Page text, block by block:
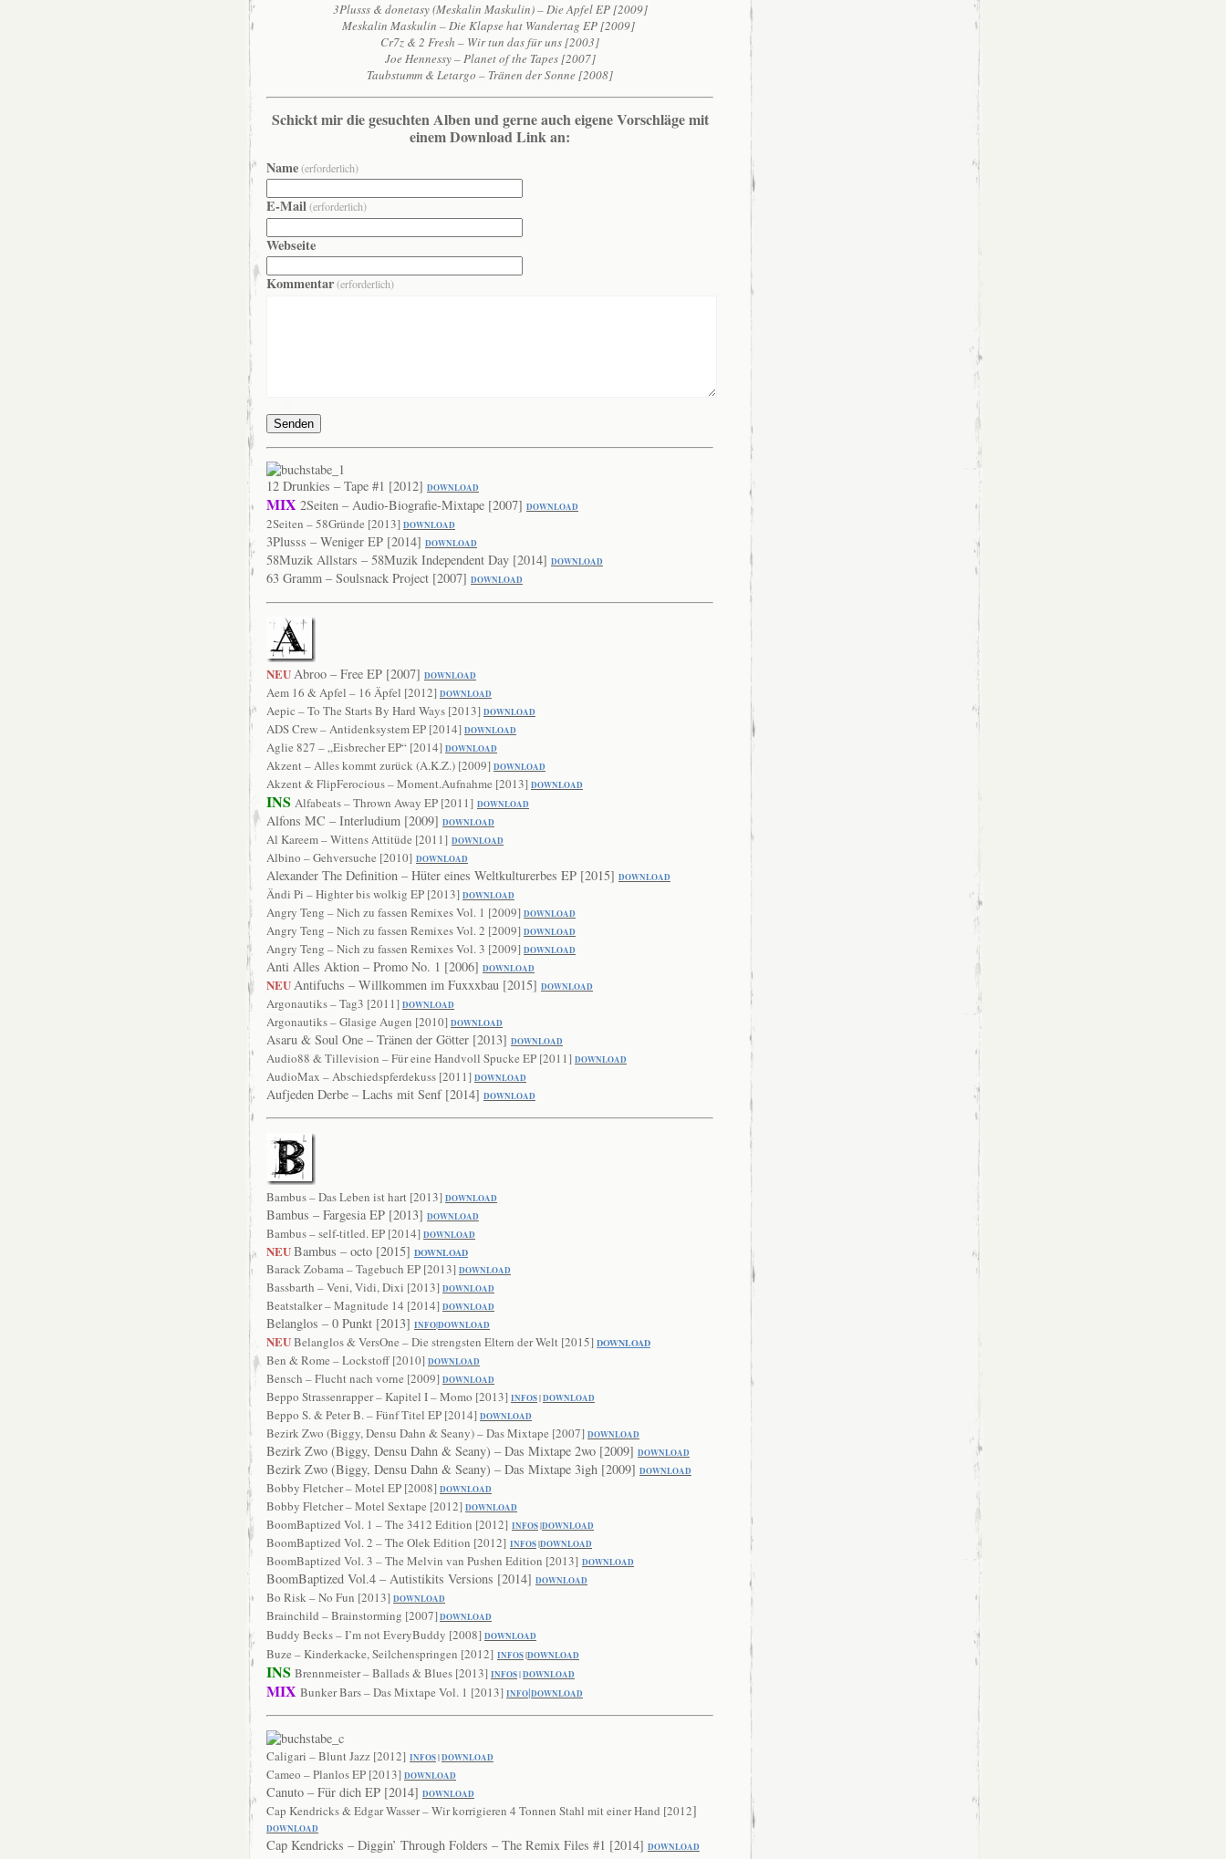
3Plusss & donetasy (Meskalin Maskulin) – Die Apfel EP [2009]
Meskalin Maskulin – Die Klapse hat Wandertag EP [2009]
Cr7z & 2 Fresh – Wir tun das für uns [2003]
Joe Hennessy – Planet of the Tapes [2007]
Taubstumm & Letargo – Tränen der Sonne [2008]
Schickt mir die gesuchten Alben und gerne auch eigene Vorschläge mit
einem Download Link an:
Name(erforderlich)
E-Mail(erforderlich)
Webseite
Kommentar(erforderlich)
Senden
12 Drunkies – Tape #1 [2012] DOWNLOAD
MIX 2Seiten – Audio-Biografie-Mixtape [2007] DOWNLOAD
2Seiten – 58Gründe [2013] DOWNLOAD
3Plusss – Weniger EP [2014] DOWNLOAD
58Muzik Allstars – 58Muzik Independent Day [2014] DOWNLOAD
63 Gramm – Soulsnack Project [2007] DOWNLOAD
NEUAbroo – Free EP [2007] DOWNLOAD
Aem 16 & Apfel – 16 Äpfel [2012] DOWNLOAD
Aepic – To The Starts By Hard Ways [2013] DOWNLOAD
ADS Crew – Antidenksystem EP [2014] DOWNLOAD
Aglie 827 – „Eisbrecher EP“ [2014] DOWNLOAD
Akzent – Alles kommt zurück (A.K.Z.) [2009] DOWNLOAD
Akzent & FlipFerocious – Moment.Aufnahme [2013] DOWNLOAD
INS Alfabeats – Thrown Away EP [2011] DOWNLOAD
Alfons MC – Interludium [2009] DOWNLOAD
Al Kareem – Wittens Attitüde [2011] DOWNLOAD
Albino – Gehversuche [2010] DOWNLOAD
Alexander The Definition – Hüter eines Weltkulturerbes EP [2015] DOWNLOAD
Ändi Pi – Highter bis wolkig EP [2013] DOWNLOAD
Angry Teng – Nich zu fassen Remixes Vol. 1 [2009] DOWNLOAD
Angry Teng – Nich zu fassen Remixes Vol. 2 [2009] DOWNLOAD
Angry Teng – Nich zu fassen Remixes Vol. 3 [2009] DOWNLOAD
Anti Alles Aktion – Promo No. 1 [2006] DOWNLOAD
NEUAntifuchs – Willkommen im Fuxxxbau [2015] DOWNLOAD
Argonautiks – Tag3 [2011] DOWNLOAD
Argonautiks – Glasige Augen [2010] DOWNLOAD
Asaru & Soul One – Tränen der Götter [2013] DOWNLOAD
Audio88 & Tillevision – Für eine Handvoll Spucke EP [2011] DOWNLOAD
AudioMax – Abschiedspferdekuss [2011] DOWNLOAD
Aufjeden Derbe – Lachs mit Senf [2014] DOWNLOAD
Bambus – Das Leben ist hart [2013] DOWNLOAD
Bambus – Fargesia EP [2013] DOWNLOAD
Bambus – self-titled. EP [2014] DOWNLOAD
NEUBambus – octo [2015] DOWNLOAD
Barack Zobama – Tagebuch EP [2013] DOWNLOAD
Bassbarth – Veni, Vidi, Dixi [2013] DOWNLOAD
Beatstalker – Magnitude 14 [2014] DOWNLOAD
Belanglos – 0 Punkt [2013] INFO|DOWNLOAD
NEUBelanglos & VersOne – Die strengsten Eltern der Welt [2015] DOWNLOAD
Ben & Rome – Lockstoff [2010] DOWNLOAD
Bensch – Flucht nach vorne [2009] DOWNLOAD
Beppo Strassenrapper – Kapitel I – Momo [2013] INFOS|DOWNLOAD
Beppo S. & Peter B. – Fünf Titel EP [2014] DOWNLOAD
Bezirk Zwo (Biggy, Densu Dahn & Seany) – Das Mixtape [2007] DOWNLOAD
Bezirk Zwo (Biggy, Densu Dahn & Seany) – Das Mixtape 2wo [2009] DOWNLOAD
Bezirk Zwo (Biggy, Densu Dahn & Seany) – Das Mixtape 3igh [2009] DOWNLOAD
Bobby Fletcher – Motel EP [2008] DOWNLOAD
Bobby Fletcher – Motel Sextape [2012] DOWNLOAD
BoomBaptized Vol. 1 – The 3412 Edition [2012] INFOS|DOWNLOAD
BoomBaptized Vol. 2 – The Olek Edition [2012] INFOS|DOWNLOAD
BoomBaptized Vol. 3 – The Melvin van Pushen Edition [2013] DOWNLOAD
BoomBaptized Vol.4 – Autistikits Versions [2014] DOWNLOAD
Bo Risk – No Fun [2013] DOWNLOAD
Brainchild – Brainstorming [2007]DOWNLOAD
Buddy Becks – I’m not EveryBuddy [2008] DOWNLOAD
Buze – Kinderkacke, Seilchenspringen [2012] INFOS|DOWNLOAD
INS Brennmeister – Ballads & Blues [2013] INFOS|DOWNLOAD
MIX Bunker Bars – Das Mixtape Vol. 1 [2013] INFO|DOWNLOAD
Caligari – Blunt Jazz [2012] INFOS|DOWNLOAD
Cameo – Planlos EP [2013] DOWNLOAD
Canuto – Für dich EP [2014] DOWNLOAD
Cap Kendricks & Edgar Wasser – Wir korrigieren 4 Tonnen Stahl mit einer Hand [2012]
DOWNLOAD
Cap Kendricks – Diggin’ Through Folders – The Remix Files #1 [2014] DOWNLOAD